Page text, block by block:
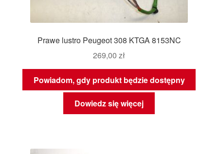
Prawe lustro Peugeot 308 KTGA 8153NC
269,00 zł
Powiadom, gdy produkt będzie dostępny
Dowiedz się więcej